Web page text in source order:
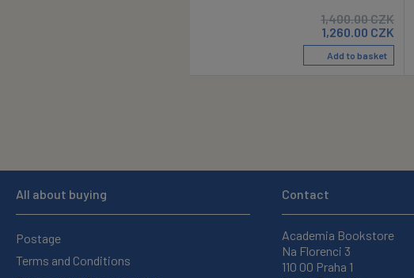
1,400.00CZK
1,260.00 CZK
Add to basket
All about buying
Postage
Terms and Conditions
Contact
Academia Bookstore
Na Florenci 3
110 00 Praha 1